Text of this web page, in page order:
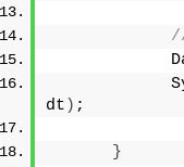
dt ) ;
}